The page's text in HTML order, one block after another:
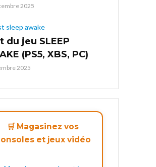
2025
du jeu SLEEP
(PS5, XBS, PC)
2025
🛒 Magasinez vos
et jeux vidéo